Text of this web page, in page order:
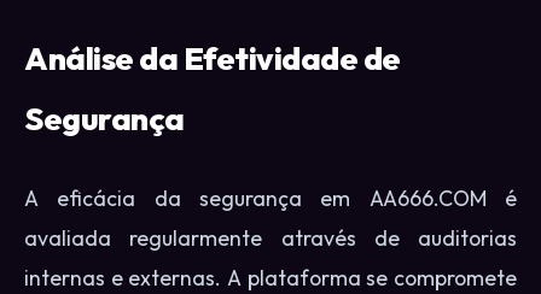
Análise da Efetividade de
Segurança
A eficácia da segurança em AA666.COM é
avaliada regularmente através de auditorias
internas e externas. A plataforma se compromete